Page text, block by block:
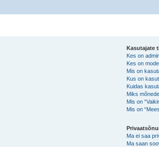
Kasutajate
Kes on
Kes on
Mis on
Kus on
Kuidas
Miks
Mis on
Mis on
Ma ei saa
Ma saan